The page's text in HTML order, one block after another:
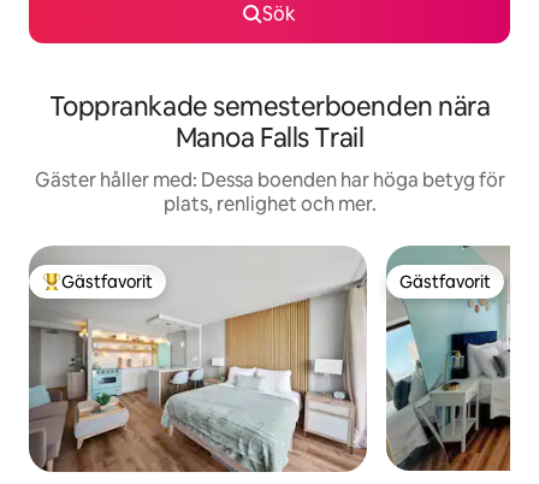
Sök
Topprankade semesterboenden nära
Manoa Falls Trail
Gäster håller med: Dessa boenden har höga betyg för
plats, renlighet och mer.
Populär gästfavorit
Gästfavorit Gästfavorit
Gästfavorit